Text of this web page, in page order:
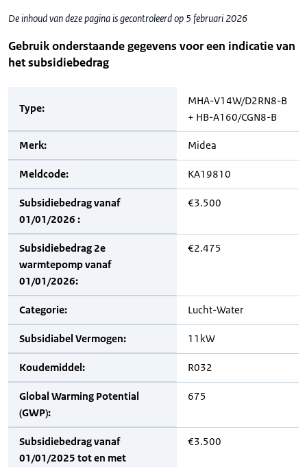
De inhoud van deze pagina is gecontroleerd op 5 februari 2026
Gebruik onderstaande gegevens voor een indicatie van
het subsidiebedrag
Type:
MHA-V14W/D2RN8-B
+ HB-A160/CGN8-B
Merk: Midea
Meldcode: KA19810
Subsidiebedrag vanaf
01/01/2026 :
€3.500
Subsidiebedrag 2e
warmtepomp vanaf
01/01/2026:
€2.475
Categorie: Lucht-Water
Subsidiabel Vermogen: 11kW
Koudemiddel: R032
Global Warming Potential
(GWP):
675
Subsidiebedrag vanaf
01/01/2025 tot en met
€3.500